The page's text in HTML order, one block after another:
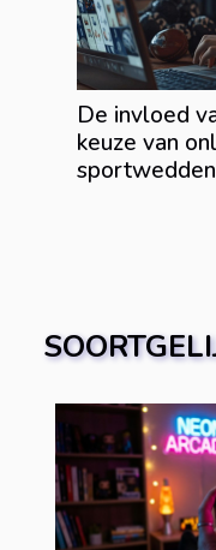
De invloed
keuze van